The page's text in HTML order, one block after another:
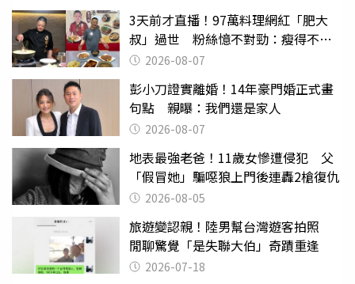
3天前才直播！97萬料理網紅「肥大
叔」過世 粉絲憶不對勁：瘦得不合
理 2026-08-07
彭小刀證實離婚！14年豪門婚正式畫
句點 親曝：我們還是家人
2026-08-07
地表最強老爸！11歲女慘遭侵犯 父
「假冒她」騙噁狼上門後連轟2槍復仇
2026-08-05
旅遊變認親！陸男幫台灣遊客拍照
閒聊驚覺「是失聯大伯」奇蹟重逢
2026-07-18